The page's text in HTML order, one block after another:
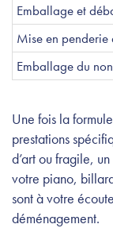
Emballage et
Mise en penderie
Emballage du
Une fois la
prestations
d’art ou fragile,
votre piano,
sont à votre
déménagement.